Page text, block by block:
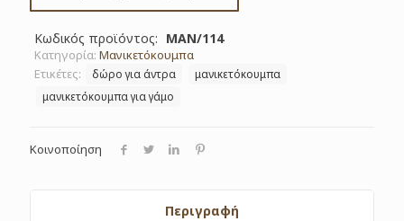
Κωδικός προϊόντος: ΜΑΝ/114
Κατηγορία: Μανικετόκουμπα
Ετικέτες:
δώρο για άντρα
μανικετόκουμπα
μανικετόκουμπα για γάμο
Κοινοποίηση
Περιγραφή